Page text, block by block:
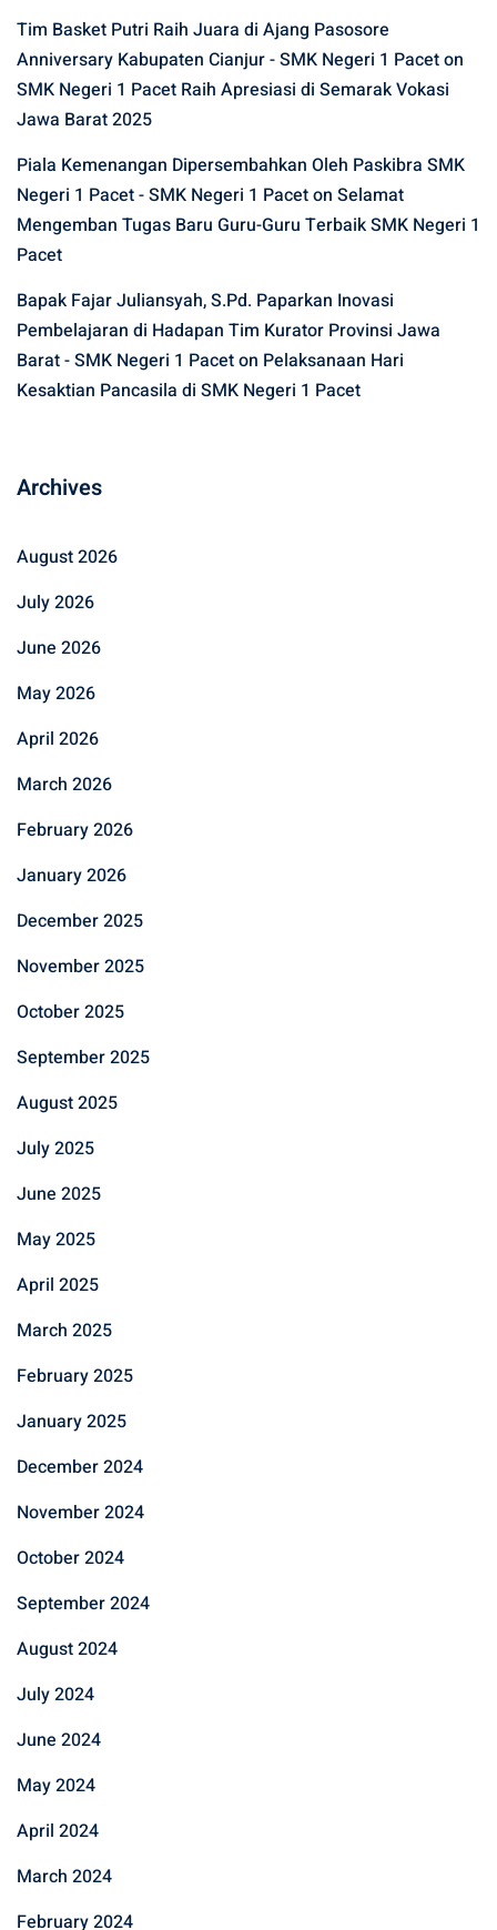
Tim Basket Putri Raih Juara di Ajang Pasosore
Anniversary Kabupaten Cianjur - SMK Negeri 1 Paceton
SMK Negeri 1 Pacet Raih Apresiasi di Semarak Vokasi
Jawa Barat 2025
Piala Kemenangan Dipersembahkan Oleh Paskibra SMK
Negeri 1 Pacet - SMK Negeri 1 Paceton Selamat
Mengemban Tugas Baru Guru-Guru Terbaik SMK Negeri 1
Pacet
Bapak Fajar Juliansyah, S.Pd. Paparkan Inovasi
Pembelajaran di Hadapan Tim Kurator Provinsi Jawa
Barat - SMK Negeri 1 Paceton Pelaksanaan Hari
Kesaktian Pancasila di SMK Negeri 1 Pacet
Archives
August 2026
July 2026
June 2026
May 2026
April 2026
March 2026
February 2026
January 2026
December 2025
November 2025
October 2025
September 2025
August 2025
July 2025
June 2025
May 2025
April 2025
March 2025
February 2025
January 2025
December 2024
November 2024
October 2024
September 2024
August 2024
July 2024
June 2024
May 2024
April 2024
March 2024
February 2024